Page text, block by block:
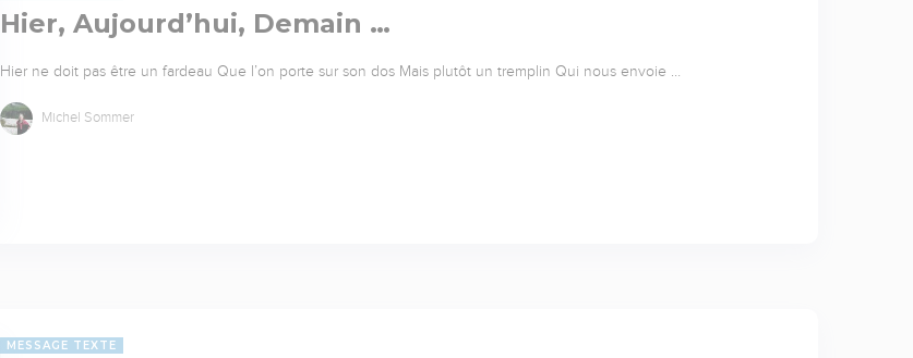
Hier, Aujourd’hui, Demain …
Hier ne doit pas être un fardeau Que l’on porte sur son dos Mais plutôt un tremplin Qui nous envoie …
Michel Sommer
MESSAGE TEXTE